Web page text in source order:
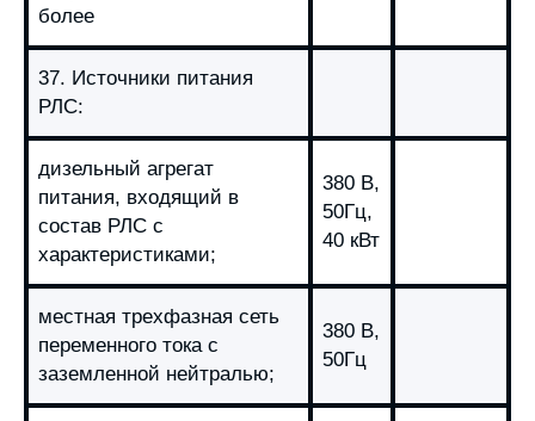
более
37. Источники питания
РЛС:
дизельный агрегат
питания, входящий в
состав РЛС с
характеристиками;
380 В,
50Гц,
40 кВт
местная трехфазная сеть
переменного тока с
заземленной нейтралью;
380 В,
50Гц